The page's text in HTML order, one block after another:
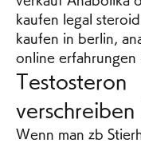
kaufen legal
kaufen in berlin,
online erfahrungen
Testosteron
verschreiben
Wenn man zb